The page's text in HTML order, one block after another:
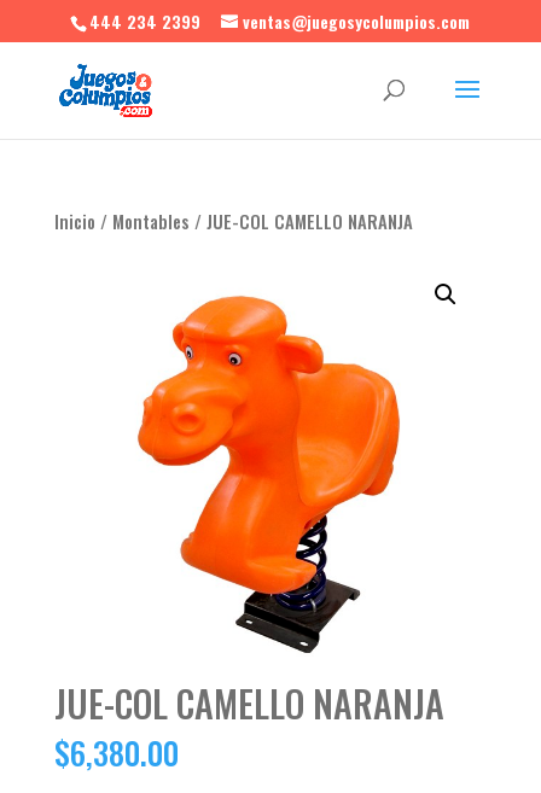
444 234 2399 ventas@juegosycolumpios.com
Inicio / Montables / JUE-COL CAMELLO NARANJA
JUE-COL CAMELLO NARANJA
$6,380.00